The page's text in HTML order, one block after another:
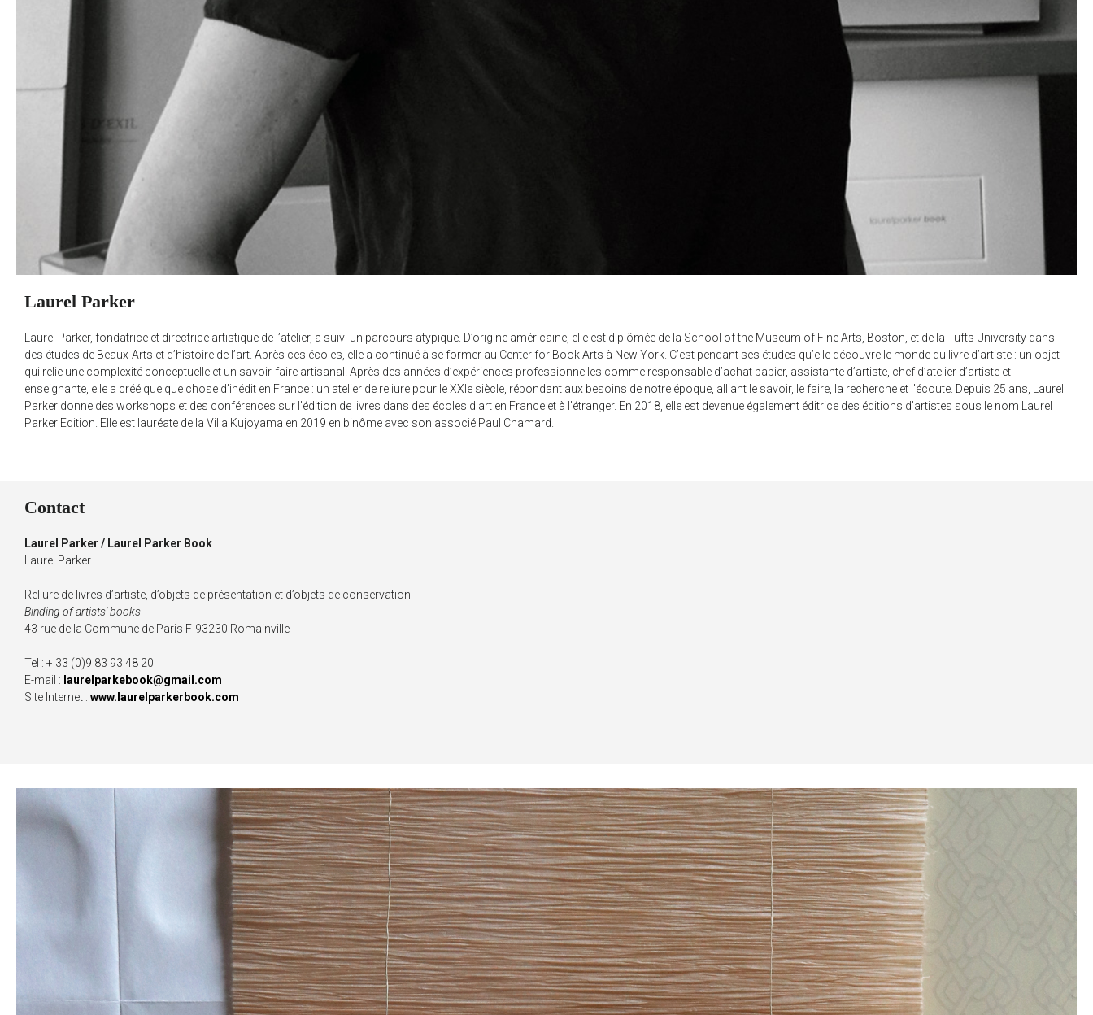
Laurel Parker
Laurel Parker, fondatrice et directrice artistique de l’atelier, a suivi un parcours atypique. D’origine américaine, elle est diplômée de la School of the Museum of Fine Arts, Boston, et de la Tufts University dans
des études de Beaux-Arts et d’histoire de l’art. Après ces écoles, elle a continué à se former au Center for Book Arts à New York. C’est pendant ses études qu’elle découvre le monde du livre d’artiste : un objet
qui relie une complexité conceptuelle et un savoir-faire artisanal. Après des années d’expériences professionnelles comme responsable d’achat papier, assistante d’artiste, chef d’atelier d’artiste et
enseignante, elle a créé quelque chose d’inédit en France : un atelier de reliure pour le XXIe siècle, répondant aux besoins de notre époque, alliant le savoir, le faire, la recherche et l'écoute. Depuis 25 ans, Laurel
Parker donne des workshops et des conférences sur l'édition de livres dans des écoles d'art en France et à l'étranger. En 2018, elle est devenue également éditrice des éditions d’artistes sous le nom Laurel
Parker Edition. Elle est lauréate de la Villa Kujoyama en 2019 en binôme avec son associé Paul Chamard.
Contact
Laurel Parker / Laurel Parker Book
Laurel Parker
Reliure de livres d’artiste, d’objets de présentation et d’objets de conservation
Binding of artists' books
43 rue de la Commune de Paris F-93230 Romainville
Tel : + 33 (0)9 83 93 48 20
E-mail : laurelparkebook@gmail.com
Site Internet : www.laurelparkerbook.com